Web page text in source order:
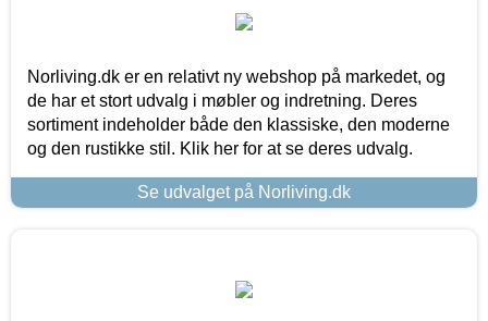
Norliving.dk er en relativt ny webshop på markedet, og
de har et stort udvalg i møbler og indretning. Deres
sortiment indeholder både den klassiske, den moderne
og den rustikke stil. Klik her for at se deres udvalg.
Se udvalget på Norliving.dk